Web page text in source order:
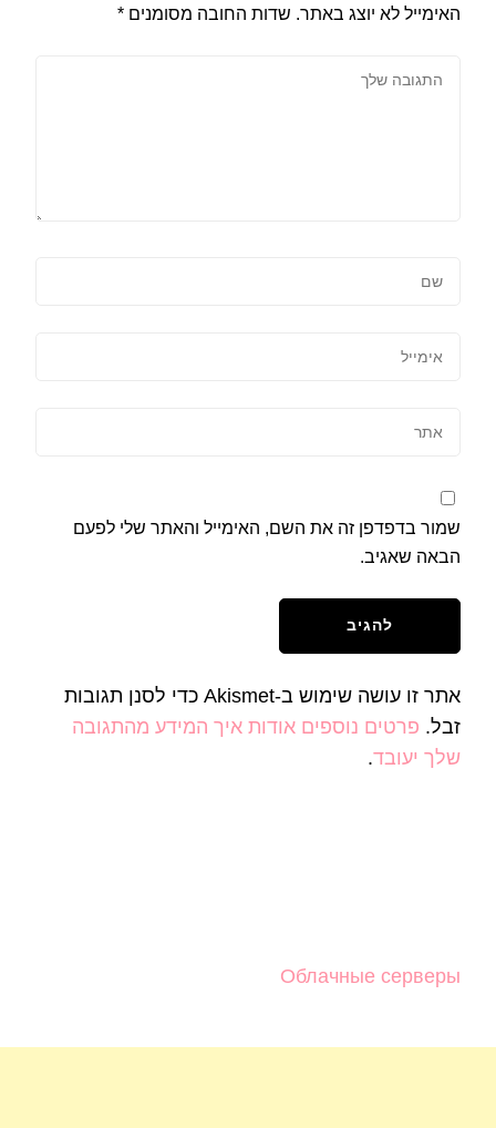
האימייל לא יוצג באתר. שדות החובה מסומנים *
שמור בדפדפן זה את השם, האימייל והאתר שלי לפעם
הבאה שאגיב.
אתר זו עושה שימוש ב-Akismet כדי לסנן תגובות
זבל. פרטים נוספים אודות איך המידע מהתגובה
שלך יעובד.
Облачные серверы